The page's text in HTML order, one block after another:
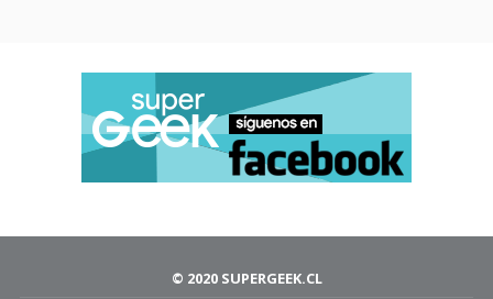
© 2020 SUPERGEEK.CL